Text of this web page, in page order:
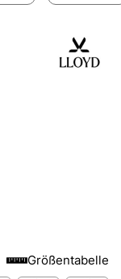
Größentabelle